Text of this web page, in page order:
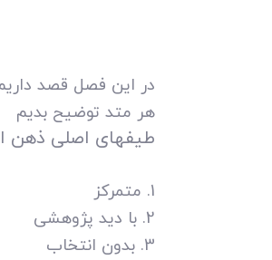
در این فصل قصد
هر متد توضیح بدیم
طیفهای اصلی ذهن اگاهی به ۴ گروه
متمرکز
با دید پژوهشی
بدون انتخاب